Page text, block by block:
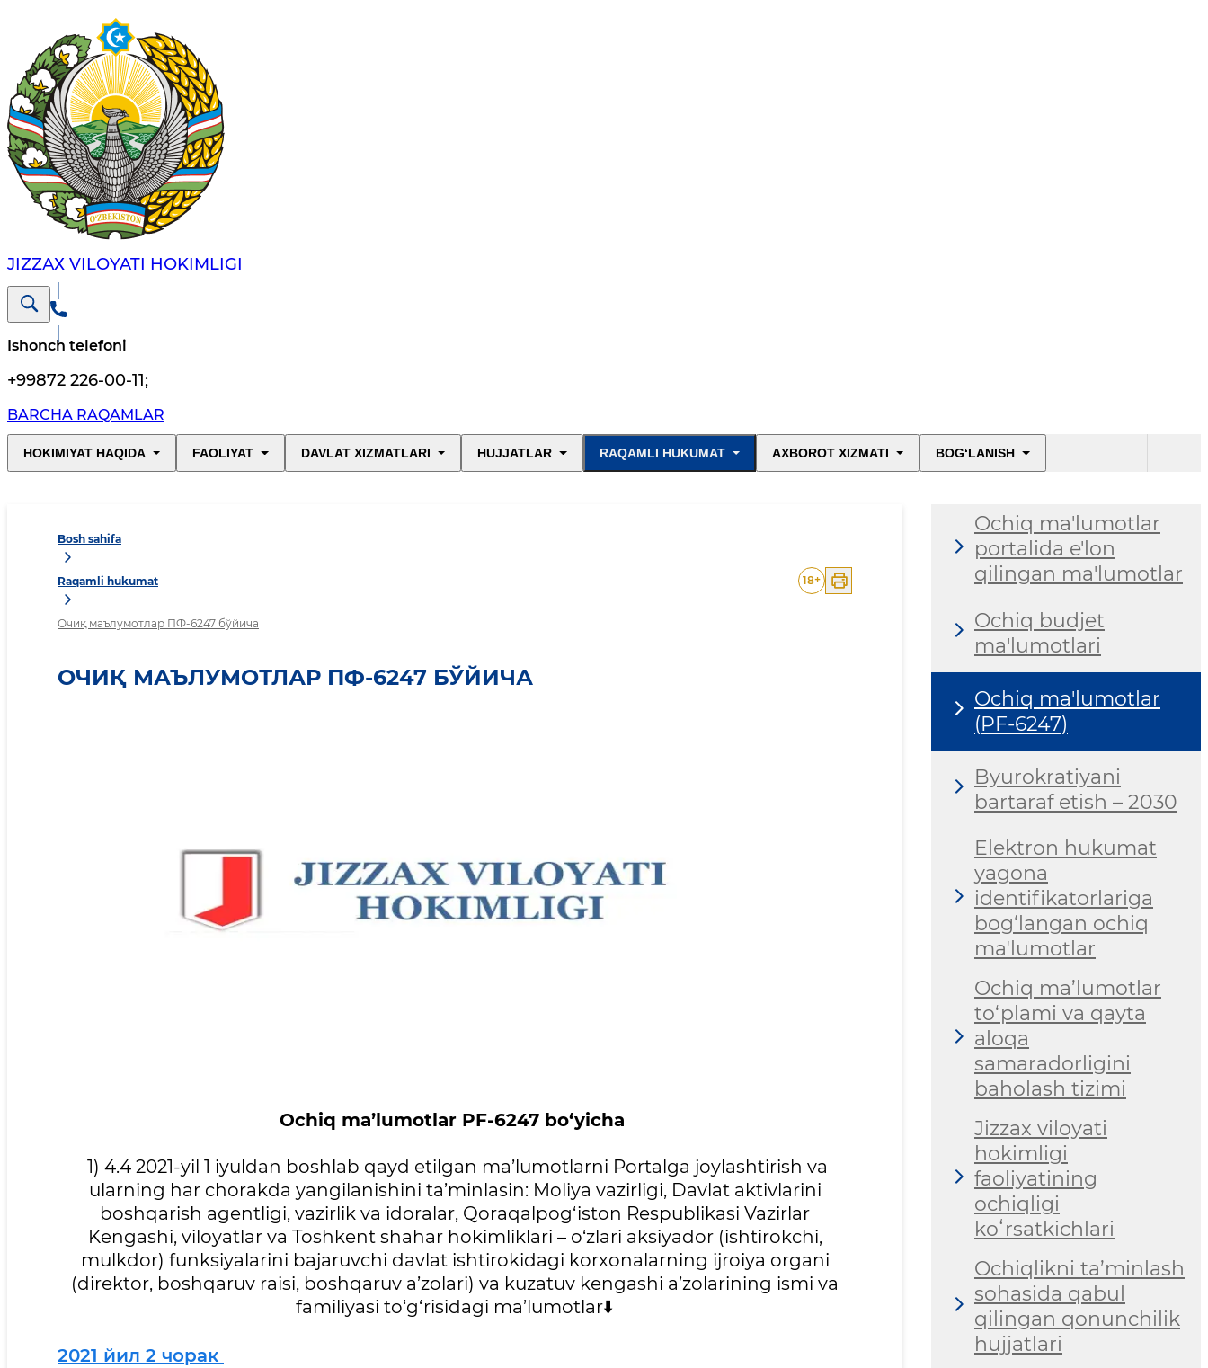
JIZZАХ VILОYATI HОKIMLIGI
Ishonch telefoni
+99872 226-00-11;
BARCHA RAQAMLAR
HOKIMIYAT HAQIDA FAOLIYAT DAVLAT XIZMATLARI HUJJATLAR RAQAMLI HUKUMAT AXBOROT XIZMATI BOG‘LANISH
Bosh sahifa
Raqamli hukumat
Очиқ маълумотлар ПФ-6247 бўйича
18+
ОЧИҚ МАЪЛУМОТЛАР ПФ-6247 БЎЙИЧА
Ochiq ma’lumotlar PF-6247 bo‘yicha
1) 4.4 2021-yil 1 iyuldan boshlab qayd etilgan ma’lumotlarni Portalga joylashtirish va
ularning har chorakda yangilanishini ta’minlasin: Moliya vazirligi, Davlat aktivlarini
boshqarish agentligi, vazirlik va idoralar, Qoraqalpog‘iston Respublikasi Vazirlar
Kengashi, viloyatlar va Toshkent shahar hokimliklari – o‘zlari aksiyador (ishtirokchi,
mulkdor) funksiyalarini bajaruvchi davlat ishtirokidagi korxonalarning ijroiya organi
(direktor, boshqaruv raisi, boshqaruv a’zolari) va kuzatuv kengashi a’zolarining ismi va
familiyasi to‘g‘risidagi ma’lumotlar⬇️
2021 йил 2 чорак
Ochiq ma'lumotlar
portalida e'lon
qilingan ma'lumotlar
Ochiq budjet
ma'lumotlari
Ochiq ma'lumotlar
(PF-6247)
Byurokratiyani
bartaraf etish – 2030
Elektron hukumat
yagona
identifikatorlariga
bog‘langan ochiq
maʼlumotlar
Ochiq ma’lumotlar
to‘plami va qayta
aloqa
samaradorligini
baholash tizimi
Jizzax viloyati
hokimligi
faoliyatining
ochiqligi
koʻrsatkichlari
Ochiqlikni ta’minlash
sohasida qabul
qilingan qonunchilik
hujjatlari